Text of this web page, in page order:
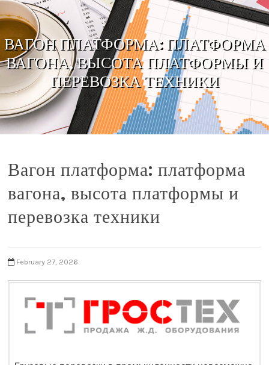
Skip to content
ВАГОН ПЛАТФОРМА: ПЛАТФОРМА
ВАГОНА, ВЫСОТА ПЛАТФОРМЫ И
ПЕРЕВОЗКА ТЕХНИКИ
Вагон платформа: платформа
вагона, высота платформы и
перевозка техники
February 27, 2026